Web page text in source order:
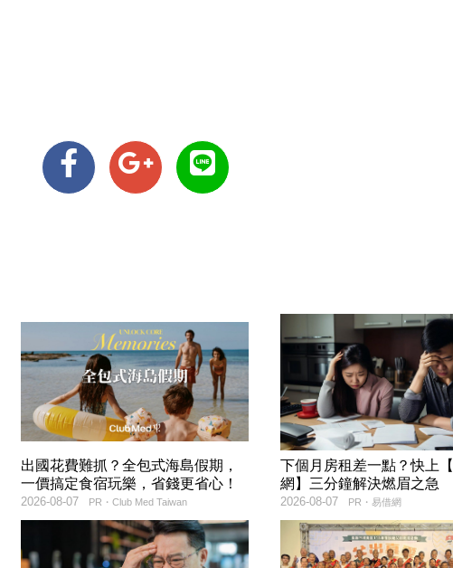
出國花費難抓？全包式海島假期，
一價搞定食宿玩樂，省錢更省心！
PR・Club Med Taiwan
2026-08-07
下個月房租差一點？快上
網】三分鐘解決燃眉之急
PR・易借網
2026-08-07